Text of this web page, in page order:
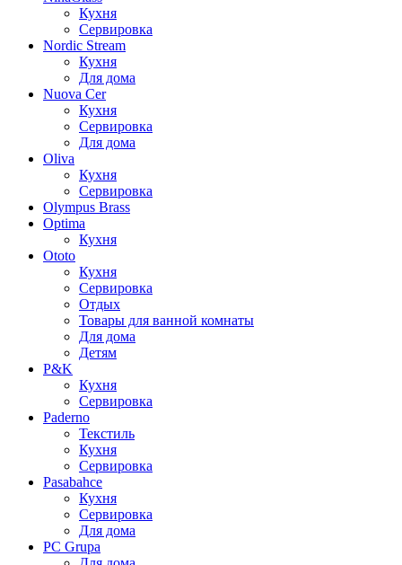
Кухня
Сервировка
Nordic Stream
Кухня
Для дома
Nuova Cer
Кухня
Сервировка
Для дома
Oliva
Кухня
Сервировка
Olympus Brass
Optima
Кухня
Ototo
Кухня
Сервировка
Отдых
Товары для ванной комнаты
Для дома
Детям
P&K
Кухня
Сервировка
Paderno
Текстиль
Кухня
Сервировка
Pasabahce
Кухня
Сервировка
Для дома
PC Grupa